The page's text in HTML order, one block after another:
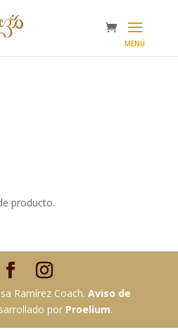
producto.
Ramírez Coach. Aviso de
por Proelium.